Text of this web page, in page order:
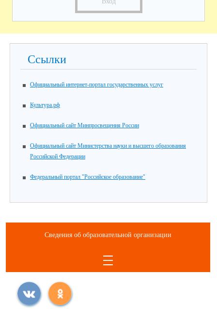
Ссылки
Официальный интернет-портал государственных услуг
Культура.рф
Официальный сайт Минпросвещения России
Официальный сайт Министерства науки и высшего образования
Российской Федерации
Федеральный портал "Российское образование"
Сведения об образовательной организации